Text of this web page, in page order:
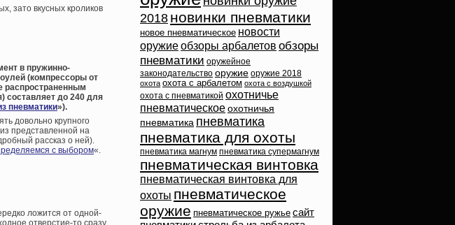
зато вкусных кроликов
в пружинно-
(компрессоры от
распространенным
составляет до 240 для
пневматики»).
довольно крупного
представленной на
рассказ о ней).
с выбором«.
ложится от одной-
2018 новинки пневматики
новое пневматическое новости
оружиеобзоры арбалетов обзоры
пневматики оружейное
законодательство оружие оружие 2018
охота охота с арбалетом охота с воздушкой
охота с пневматикой охотничье
пневматическое охотничья
пневматика пневматика
пневматика для охоты
пневматика магнум пневматика супермагнум
пневматическая винтовка
пневматическая винтовка для
охоты пневматическое
оружие пневматическое ружье сайт